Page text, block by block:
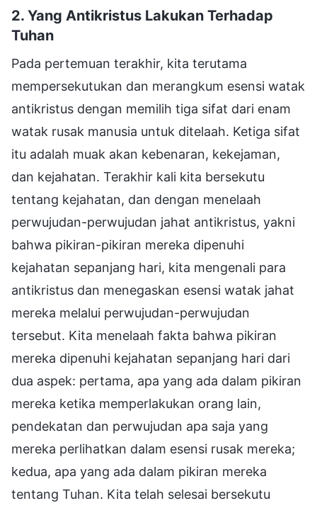
2. Yang Antikristus Lakukan Terhadap
Tuhan
Pada pertemuan terakhir, kita terutama
mempersekutukan dan merangkum esensi watak
antikristus dengan memilih tiga sifat dari enam
watak rusak manusia untuk ditelaah. Ketiga sifat
itu adalah muak akan kebenaran, kekejaman,
dan kejahatan. Terakhir kali kita bersekutu
tentang kejahatan, dan dengan menelaah
perwujudan-perwujudan jahat antikristus, yakni
bahwa pikiran-pikiran mereka dipenuhi
kejahatan sepanjang hari, kita mengenali para
antikristus dan menegaskan esensi watak jahat
mereka melalui perwujudan-perwujudan
tersebut. Kita menelaah fakta bahwa pikiran
mereka dipenuhi kejahatan sepanjang hari dari
dua aspek: pertama, apa yang ada dalam pikiran
mereka ketika memperlakukan orang lain,
pendekatan dan perwujudan apa saja yang
mereka perlihatkan dalam esensi rusak mereka;
kedua, apa yang ada dalam pikiran mereka
tentang Tuhan. Kita telah selesai bersekutu